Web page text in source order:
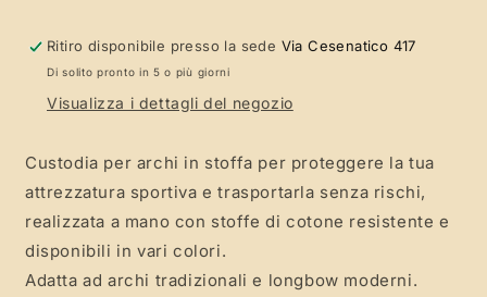
in
cotone
resistente,
di
chiusura,
per
archi
tradizionali,
accessorio
in
cotone
resistente,
di
chiusura,
per
archi
tradizionali,
accessorio
Ritiro disponibile presso la sede Via Cesenatico 417
Di solito pronto in 5 o più giorni
Visualizza i dettagli del negozio
Custodia per archi in stoffa per proteggere la tua
attrezzatura sportiva e trasportarla senza rischi,
realizzata a mano con stoffe di cotone resistente e
disponibili in vari colori.
Adatta ad archi tradizionali e longbow moderni.